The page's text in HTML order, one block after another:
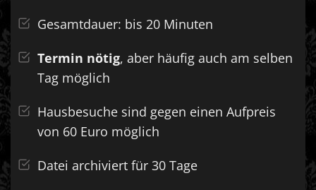
Gesamtdauer: bis 20 Minuten
Termin nötig, aber häufig auch am selben
Tag möglich
Hausbesuche sind gegen einen Aufpreis
von 60 Euro möglich
Datei archiviert für 30 Tage